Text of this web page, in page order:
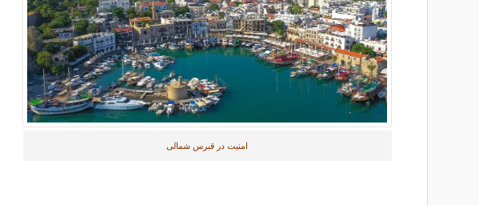
امنیت در قبرس شمالی